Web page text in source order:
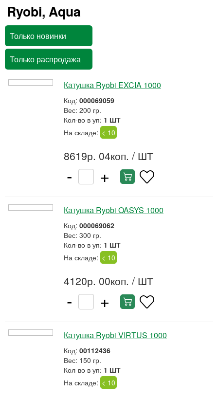
Ryobi, Aqua
Только новинки
Только распродажа
Катушка Ryobi EXCIA 1000
Код: 000069059
Вес: 200 гр.
Кол-во в уп: 1 ШТ
На складе: < 10
8619р. 04коп. / ШТ
- +
Катушка Ryobi OASYS 1000
Код: 000069062
Вес: 300 гр.
Кол-во в уп: 1 ШТ
На складе: < 10
4120р. 00коп. / ШТ
- +
Катушка Ryobi VIRTUS 1000
Код: 00112436
Вес: 150 гр.
Кол-во в уп: 1 ШТ
На складе: < 10